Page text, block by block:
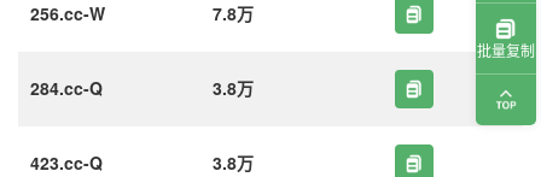
256.cc-W 7.8万
284.cc-Q 3.8万
423.cc-Q 3.8万
批量复制